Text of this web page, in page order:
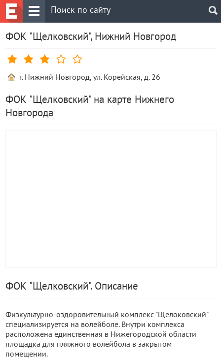
ФОК "Щелковский", Нижний Новгород
г. Нижний Новгород, ул. Корейская, д. 26
ФОК "Щелковский" на карте Нижнего
Новгорода
ФОК "Щелковский". Описание
Физкультурно-оздоровительный комплекс "Щелоковский"
специализируется на волейболе. Внутри комплекса
расположена единственная в Нижегородской области
площадка для пляжного волейбола в закрытом
помещении.